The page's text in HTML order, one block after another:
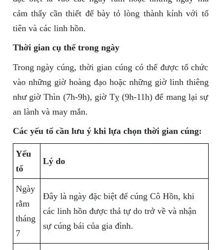
cảm thấy cần thiết để bày tỏ lòng thành kính với tổ
tiên và các linh hồn.
Thời gian cụ thể trong ngày
Trong ngày cúng, thời gian cúng có thể được tổ chức
vào những giờ hoàng đạo hoặc những giờ linh thiêng
như giờ Thìn (7h-9h), giờ Tỵ (9h-11h) để mang lại sự
an lành và may mắn.
Các yếu tố cần lưu ý khi lựa chọn thời gian cúng:
Yếu
tố
Lý do
Ngày
rằm
tháng
7
Đây là ngày đặc biệt để cúng Cô Hồn, khi
các linh hồn được thả tự do trở về và nhận
sự cúng bái của gia đình.